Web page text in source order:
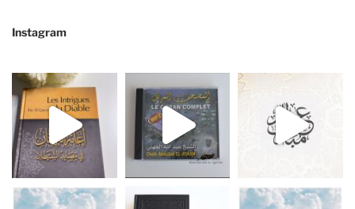
Instagram